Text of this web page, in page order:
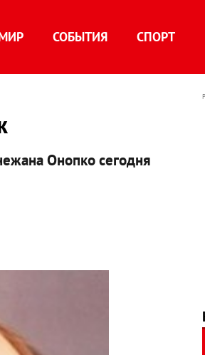
СОБЫТИЯ СПОРТ
Онопко сегодня